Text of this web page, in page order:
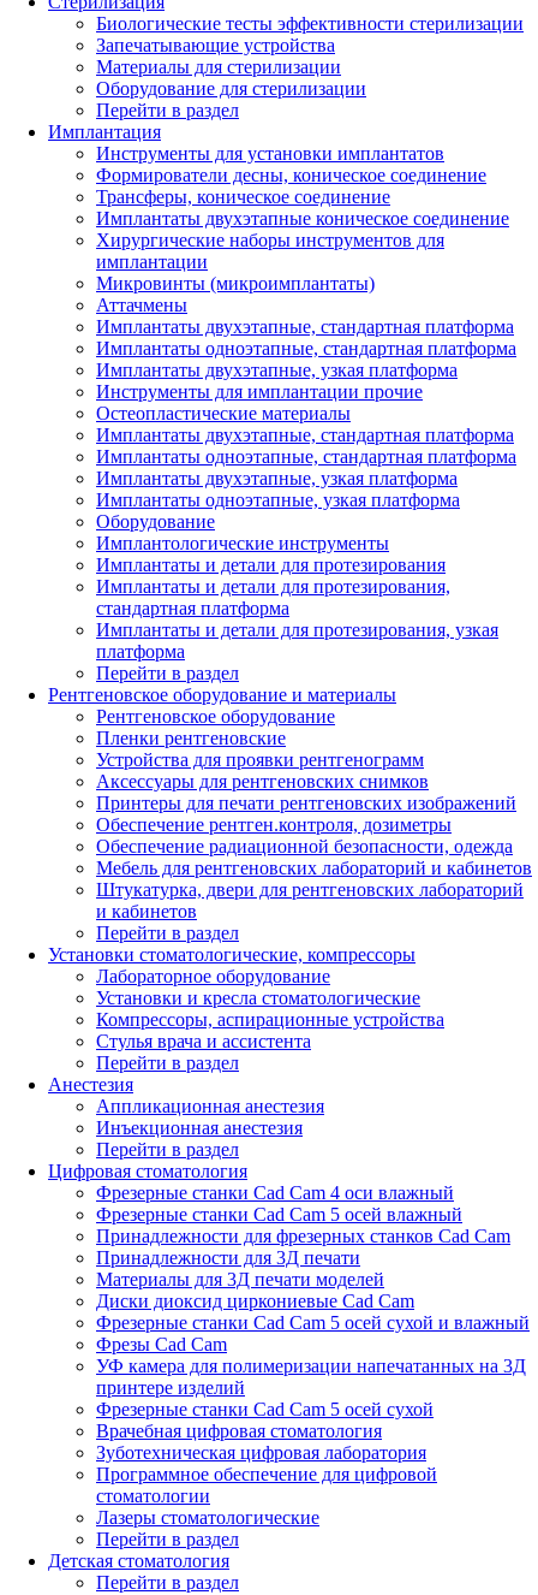
Биологические тесты эффективности стерилизации
Запечатывающие устройства
Материалы для стерилизации
Оборудование для стерилизации
Перейти в раздел
Имплантация
Инструменты для установки имплантатов
Формирователи десны, коническое соединение
Трансферы, коническое соединение
Имплантаты двухэтапные коническое соединение
Хирургические наборы инструментов для
имплантации
Микровинты (микроимплантаты)
Аттачмены
Имплантаты двухэтапные, стандартная платформа
Имплантаты одноэтапные, стандартная платформа
Имплантаты двухэтапные, узкая платформа
Инструменты для имплантации прочие
Остеопластические материалы
Имплантаты двухэтапные, стандартная платформа
Имплантаты одноэтапные, стандартная платформа
Имплантаты двухэтапные, узкая платформа
Имплантаты одноэтапные, узкая платформа
Оборудование
Имплантологические инструменты
Имплантаты и детали для протезирования
Имплантаты и детали для протезирования,
стандартная платформа
Имплантаты и детали для протезирования, узкая
платформа
Перейти в раздел
Рентгеновское оборудование и материалы
Рентгеновское оборудование
Пленки рентгеновские
Устройства для проявки рентгенограмм
Аксессуары для рентгеновских снимков
Принтеры для печати рентгеновских изображений
Обеспечение рентген.контроля, дозиметры
Обеспечение радиационной безопасности, одежда
Мебель для рентгеновских лабораторий и кабинетов
Штукатурка, двери для рентгеновских лабораторий
и кабинетов
Перейти в раздел
Установки стоматологические, компрессоры
Лабораторное оборудование
Установки и кресла стоматологические
Компрессоры, аспирационные устройства
Стулья врача и ассистента
Перейти в раздел
Анестезия
Аппликационная анестезия
Инъекционная анестезия
Перейти в раздел
Цифровая стоматология
Фрезерные станки Cad Cam 4 оси влажный
Фрезерные станки Cad Cam 5 осей влажный
Принадлежности для фрезерных станков Cad Cam
Принадлежности для 3Д печати
Материалы для 3Д печати моделей
Диски диоксид циркониевые Cad Cam
Фрезерные станки Cad Cam 5 осей сухой и влажный
Фрезы Cad Cam
УФ камера для полимеризации напечатанных на 3Д
принтере изделий
Фрезерные станки Cad Cam 5 осей сухой
Врачебная цифровая стоматология
Зуботехническая цифровая лаборатория
Программное обеспечение для цифровой
стоматологии
Лазеры стоматологические
Перейти в раздел
Детская стоматология
Перейти в раздел